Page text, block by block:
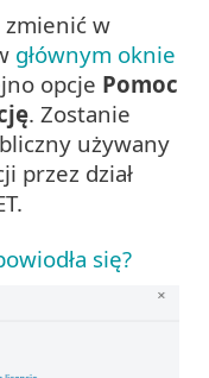
w
głównym oknie
opcje Pomoc
. Zostanie
używany
przez dział
się?